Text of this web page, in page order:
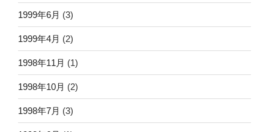
1999年6月 (3)
1999年4月 (2)
1998年11月 (1)
1998年10月 (2)
1998年7月 (3)